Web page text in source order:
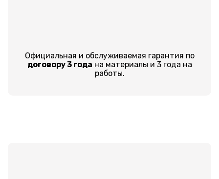
Официальная и обслуживаемая гарантия по
договору 3 года на материалы и 3 года на
работы.